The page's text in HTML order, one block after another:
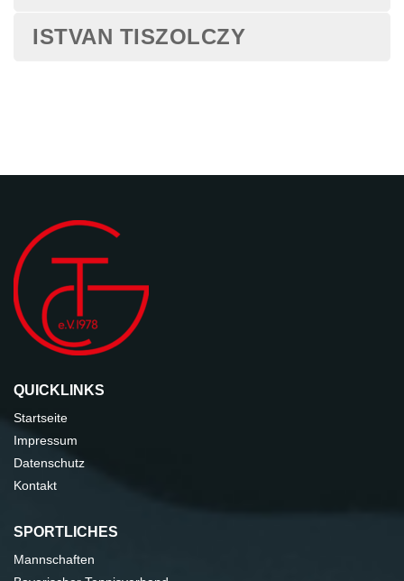
ISTVAN TISZOLCZY
QUICKLINKS
Startseite
Impressum
Datenschutz
Kontakt
SPORTLICHES
Mannschaften